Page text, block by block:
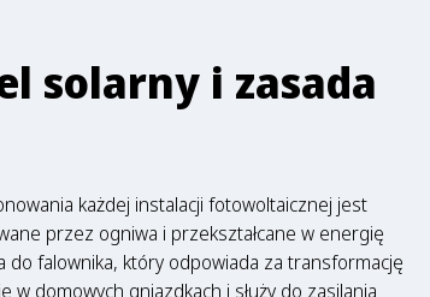
solarny i zasada
każdej instalacji fotowoltaicznej jest
przez ogniwa i przekształcane w energię
falownika, który odpowiada za transformację
w domowych gniazdkach i służy do zasilania